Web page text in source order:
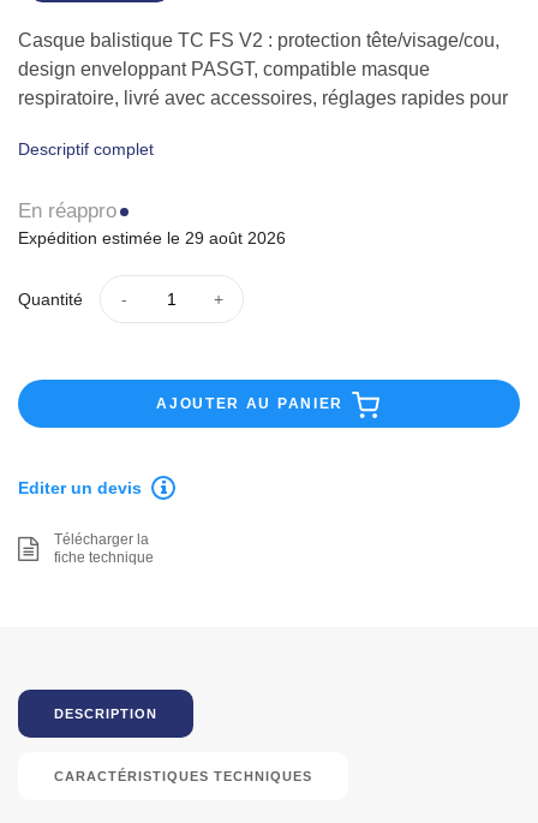
Casque balistique TC FS V2 : protection tête/visage/cou,
design enveloppant PASGT, compatible masque
respiratoire, livré avec accessoires, réglages rapides pour
Descriptif complet
En réappro
Expédition estimée le 29 août 2026
Quantité
AJOUTER AU PANIER
Editer un devis
Télécharger la
fiche technique
DESCRIPTION
CARACTÉRISTIQUES TECHNIQUES